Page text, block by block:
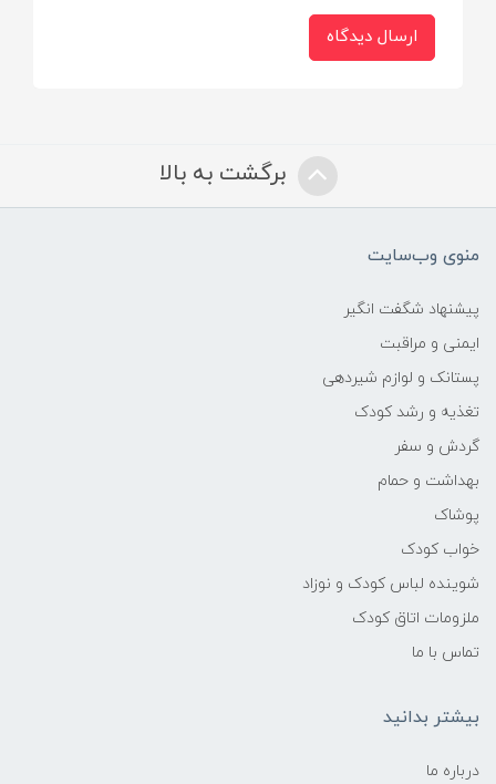
ارسال دیدگاه
برگشت به بالا
منوی وب‌سایت
پیشنهاد شگفت انگیر
ایمنی و مراقبت
پستانک و لوازم شیردهی
تغذیه و رشد کودک
گردش و سفر
بهداشت و حمام
پوشاک
خواب کودک
شوینده لباس کودک و نوزاد
ملزومات اتاق کودک
تماس با ما
بیشتر بدانید
درباره ما